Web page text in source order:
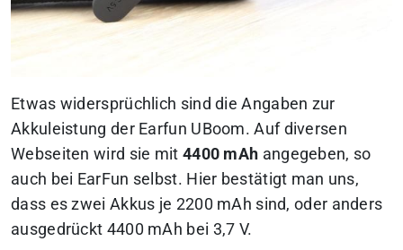
Etwas widersprüchlich sind die Angaben zur
Akkuleistung der Earfun UBoom. Auf diversen
Webseiten wird sie mit 4400 mAh angegeben, so
auch bei EarFun selbst. Hier bestätigt man uns,
dass es zwei Akkus je 2200 mAh sind, oder anders
ausgedrückt 4400 mAh bei 3,7 V.